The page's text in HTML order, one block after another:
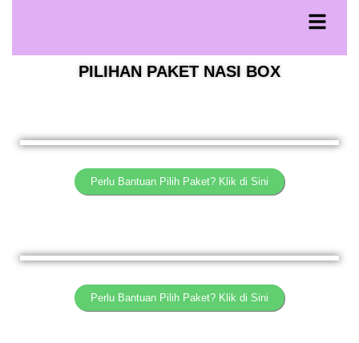
PILIHAN PAKET NASI BOX
Perlu Bantuan Pilih Paket? Klik di Sini
Perlu Bantuan Pilih Paket? Klik di Sini